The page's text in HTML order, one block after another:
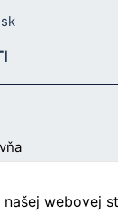
našej webovej